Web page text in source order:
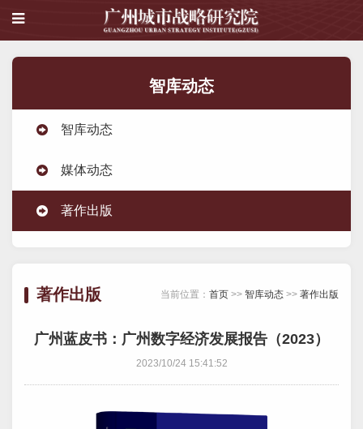
智库动态
智库动态
媒体动态
著作出版
著作出版 当前位置： 首页 >> 智库动态 >> 著作出版
广州蓝皮书：广州数字经济发展报告（2023）
2023/10/24 15:41:52